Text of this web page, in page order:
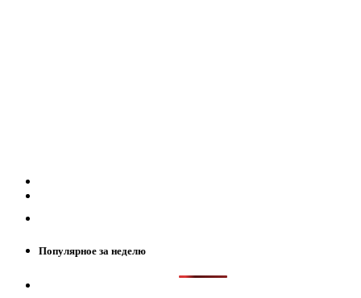
Популярное за неделю